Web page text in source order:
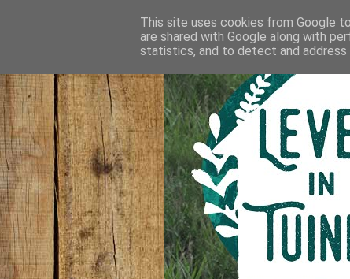
This site uses cookies from Google
are shared with Google along with
statistics, and to detect and address